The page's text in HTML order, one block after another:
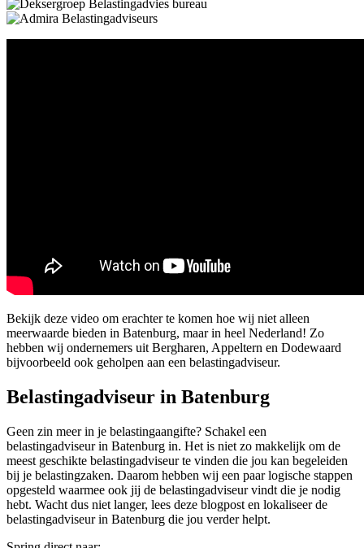
Bekijk deze video om erachter te komen hoe wij niet alleen
meerwaarde bieden in Batenburg, maar in heel Nederland! Zo
hebben wij ondernemers uit Bergharen, Appeltern en Dodewaard
bijvoorbeeld ook geholpen aan een belastingadviseur.
Belastingadviseur in Batenburg
Geen zin meer in je belastingaangifte? Schakel een
belastingadviseur in Batenburg in. Het is niet zo makkelijk om de
meest geschikte belastingadviseur te vinden die jou kan begeleiden
bij je belastingzaken. Daarom hebben wij een paar logische stappen
opgesteld waarmee ook jij de belastingadviseur vindt die je nodig
hebt. Wacht dus niet langer, lees deze blogpost en lokaliseer de
belastingadviseur in Batenburg die jou verder helpt.